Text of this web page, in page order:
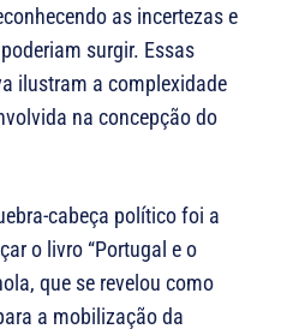
as incertezas e
surgir. Essas
ilustram a complexidade
na concepção do
cabeça político foi a
o livro “Portugal e o
que se revelou como
a mobilização da